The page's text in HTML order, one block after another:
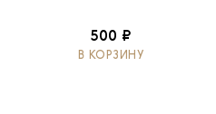
500 ₽
В КОРЗИНУ